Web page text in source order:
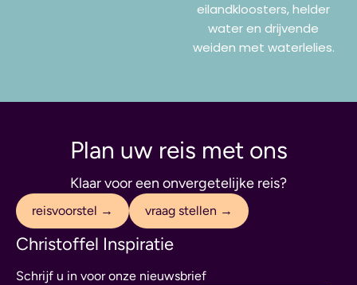
eilandkloosters, helder
water en drijvende
weiden met waterlelies.
Plan uw reis met ons
Klaar voor een onvergetelijke reis?
reisvoorstel → vraag stellen →
Christoffel Inspiratie
Schrijf u in voor onze nieuwsbrief